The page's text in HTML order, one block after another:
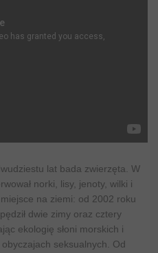
lat bada zwierzęta. W
norki, lisy, jenoty, wilki i
na ziemi: od 2002 roku
dwie zimy oraz cztery
ekologię słoni morskich i
seksualnych. Od